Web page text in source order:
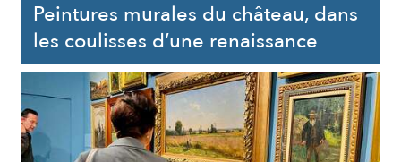
Peintures murales du château, dans
les coulisses d’une renaissance